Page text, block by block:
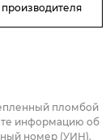
пломбой
информацию об
номер (УИН).